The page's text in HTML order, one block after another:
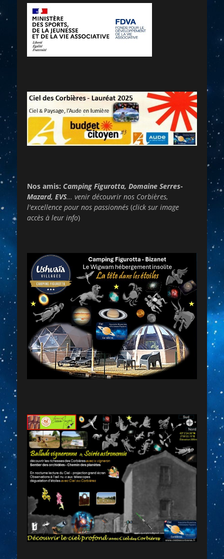
Nos amis: Camping Figurotta, Domaine Serres-
Mazard, EVS... venir découvrir nos Corbières,
l'excellence pour nos passionnés (click sur image
accès à leur info)